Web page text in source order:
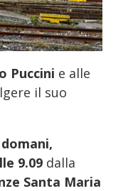
Puccini e alle
il suo
domani,
9.09 dalla
Santa Maria